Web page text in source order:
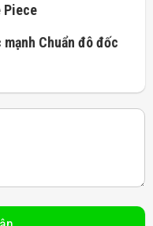
Piece
Chuẩn đô đốc